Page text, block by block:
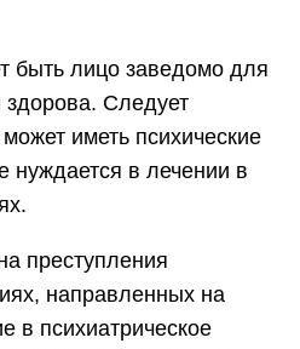
быть лицо заведомо для
здорова. Следует
иметь психические
нуждается в лечении в
преступления
направленных на
в психиатрическое